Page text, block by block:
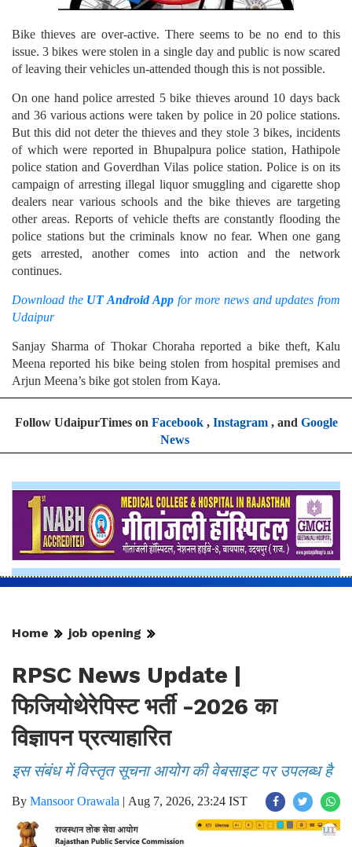
Bike thieves are over-active. There seems to be no end to this
issue. 3 bikes were stolen in a single day and public is now scared
of leaving their vehicles un-attended though this is not possible.
On one hand police arrested 5 bike thieves around 10 days back
and 36 various actions were taken by police in 20 police stations.
But this did not deter the thieves and they stole 3 bikes, incidents
of which were reported in Bhupalpura police station, Hathipole
police station and Goverdhan Vilas police station. Police is on its
campaign of arresting illegal liquor smuggling and cigarette shop
dealers near various schools and the bike thieves are targeting
other areas. Reports of vehicle thefts are constantly flooding the
police stations but the criminals know no fear. When one gang
gets arrested, another comes into action and the network
continues.
Download the UT Android Appfor more news and updates from
Udaipur
Sanjay Sharma of Thokar Choraha reported a bike theft, Kalu
Meena reported his bike being stolen from hospital premises and
Arjun Meena’s bike got stolen from Kaya.
Follow UdaipurTimes on Facebook, Instagram, and Google
News
Home job opening
RPSC News Update |
फिजियोथेरेपिस्ट भर्ती -2026 का
विज्ञापन प्रत्याहारित
इस संबंध में विस्तृत सूचना आयोग की वेबसाइट पर उपलब्ध है
By Mansoor Orawala | Aug 7, 2026, 23:24 IST